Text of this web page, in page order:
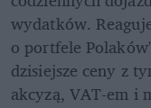
wydatków.
o portfele
dzisiejsze ceny z
akcyzą, VAT-em i